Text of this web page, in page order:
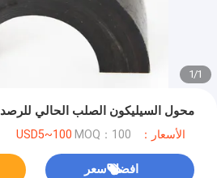
1
/
1
محول السيليكون الصلب الحالي للرصد
الأسعار：USD5~100 MOQ：100
افضل سعر